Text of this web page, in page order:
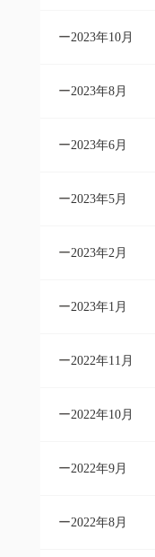
2023年10月
2023年8月
2023年6月
2023年5月
2023年2月
2023年1月
2022年11月
2022年10月
2022年9月
2022年8月